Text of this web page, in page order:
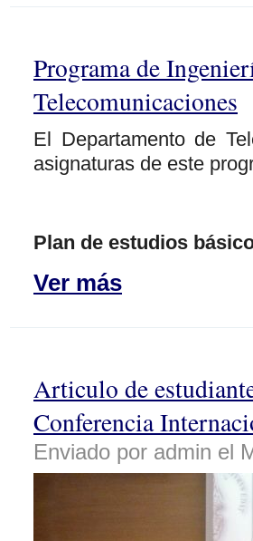
Programa de
Telecomunicaciones
El Departamento de
asignaturas de este
Plan de estudios
Ver más
Articulo de
Conferencia
Enviado por admin el